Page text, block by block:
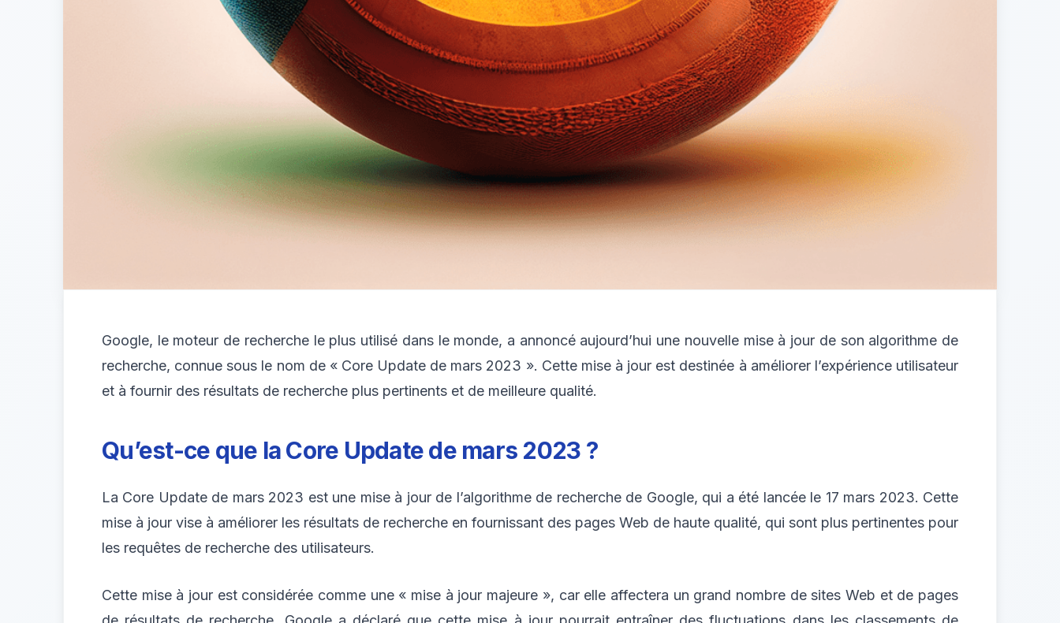
Google, le moteur de recherche le plus utilisé dans le monde, a annoncé aujourd’hui une nouvelle mise à jour de son algorithme de
recherche, connue sous le nom de « Core Update de mars 2023 ». Cette mise à jour est destinée à améliorer l’expérience utilisateur
et à fournir des résultats de recherche plus pertinents et de meilleure qualité.
Qu’est-ce que la Core Update de mars 2023 ?
La Core Update de mars 2023 est une mise à jour de l’algorithme de recherche de Google, qui a été lancée le 17 mars 2023. Cette
mise à jour vise à améliorer les résultats de recherche en fournissant des pages Web de haute qualité, qui sont plus pertinentes pour
les requêtes de recherche des utilisateurs.
Cette mise à jour est considérée comme une « mise à jour majeure », car elle affectera un grand nombre de sites Web et de pages